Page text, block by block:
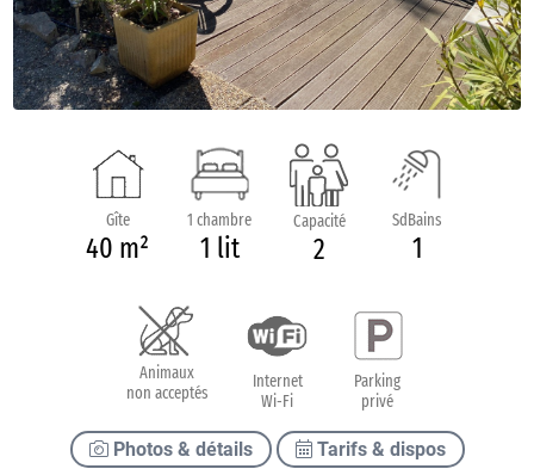
Gîte
40 m²
1 chambre
1 lit
Capacité
2
SdBains
1
Animaux
non acceptés
Internet
Wi-Fi
Parking
privé
Photos & détails Tarifs & dispos